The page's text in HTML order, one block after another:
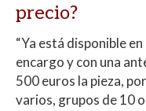
precio?
“Ya está disponible
encargo y con una
500 euros la pieza,
varios, grupos de 10